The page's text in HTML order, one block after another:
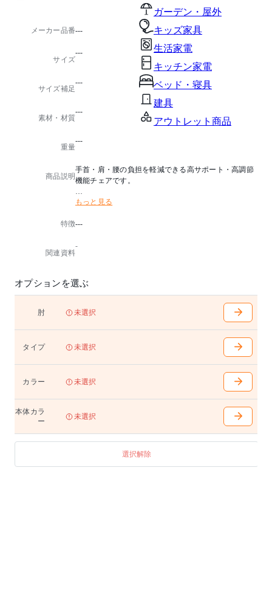
ガーデン・屋外
キッズ家具
生活家電
キッチン家電
ベッド・寝具
建具
アウトレット商品
メーカー品番---
サイズ
---
サイズ補足
---
素材・材質
---
重量
---
商品説明
手首・肩・腰の負担を軽減できる高サポート・高調節
機能チェアです。
■シンクロロッキング
し、後傾姿勢をとっても、腰が前にずれるような不快
体型や作業内容、好みにあわせて、背もたれまでの奥
行を簡単に調節することができます。
・背・座の張り地交換が可能
張り地が汚れた場合や、オフィスの模様替えに、クッ
は工場対応となります。詳しくは販売店までお問合せ
・肘の調節(肘付タイプ)
肘の高さを、10mmピッチ7段階の高さに調節できます
。また、肘パッドの左右角度(10度)を調節できます。
もっと見る
特徴---
関連資料
-
オプションを選ぶ
肘 未選択
タイプ 未選択
カラー 未選択
本体カラ
ー
未選択
選択解除